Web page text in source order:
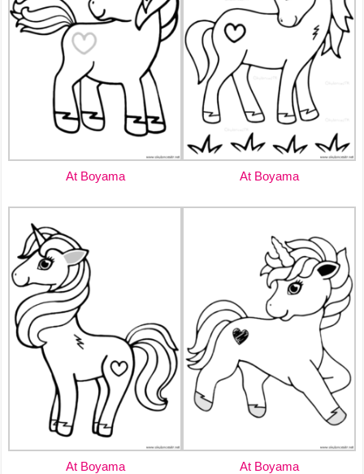
At Boyama At Boyama
At Boyama At Boyama